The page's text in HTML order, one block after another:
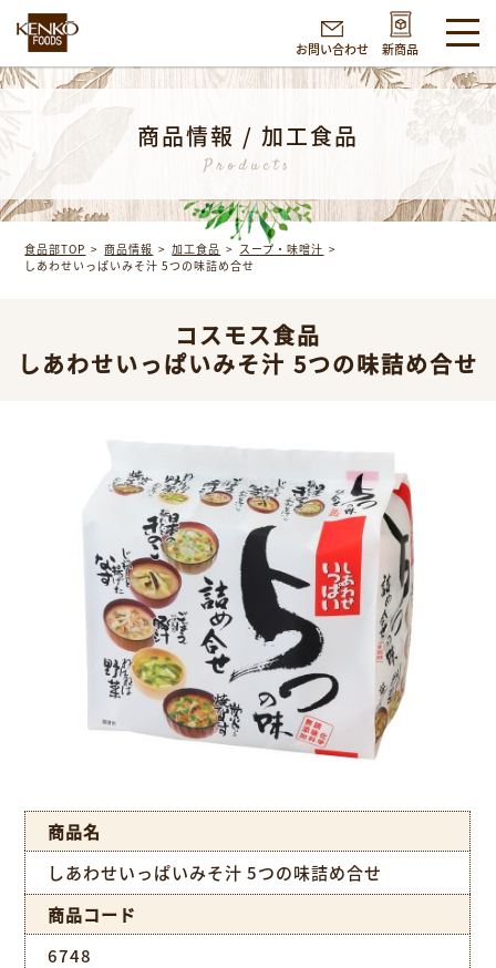
お問い合わせ 新商品
商品情報 / 加工食品
Products
食品部TOP 商品情報 加工食品
スープ・味噌汁
しあわせいっぱいみそ汁 5つの味詰め合せ
コスモス食品
しあわせいっぱいみそ汁 5つの味詰め合せ
商品名
しあわせいっぱいみそ汁 5つの味詰め合せ
商品コード
6748